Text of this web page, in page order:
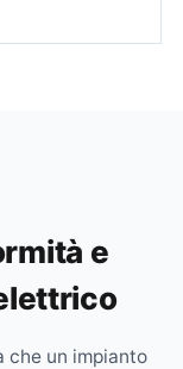
e
che un impianto